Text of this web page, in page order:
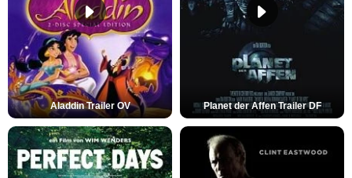
Aladdin Trailer OV Planet der Affen Trailer DF